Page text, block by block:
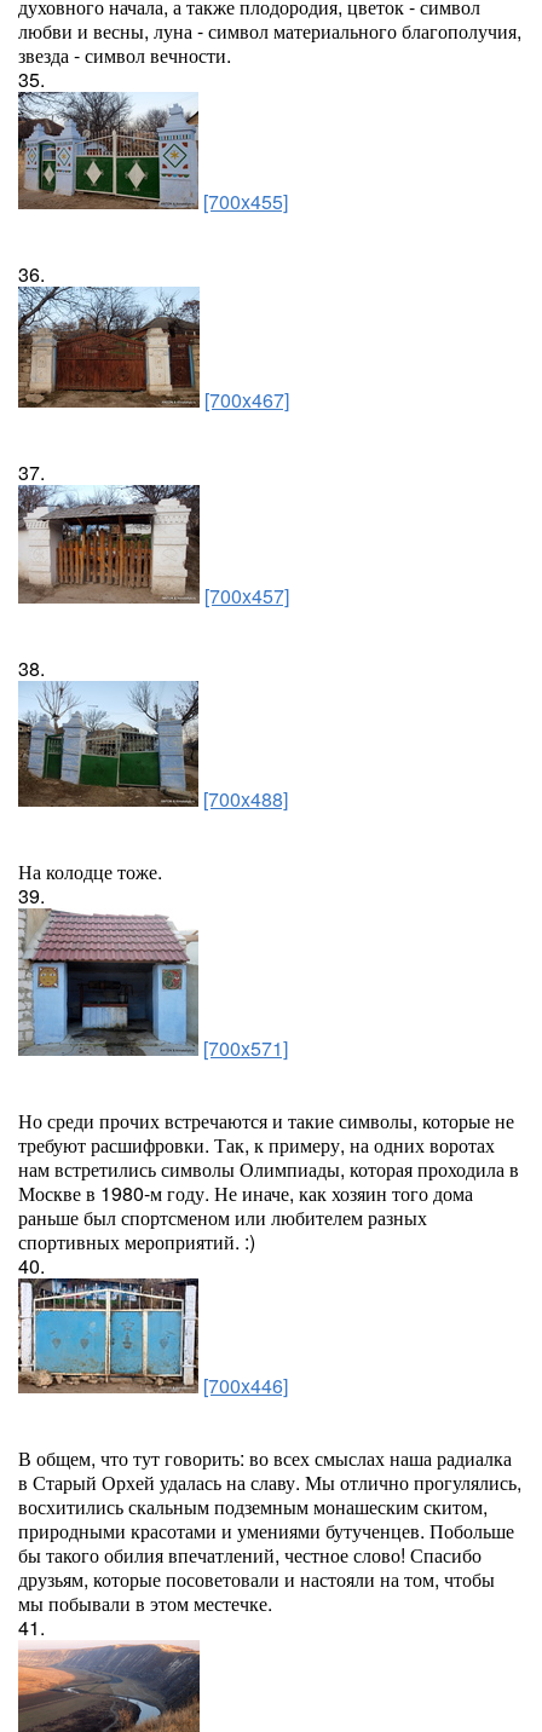
духовного начала, а также плодородия, цветок - символ
любви и весны, луна - символ материального благополучия,
звезда - символ вечности.
35.
[700x455]
36.
[700x467]
37.
[700x457]
38.
[700x488]
На колодце тоже.
39.
[700x571]
Но среди прочих встречаются и такие символы, которые не
требуют расшифровки. Так, к примеру, на одних воротах
нам встретились символы Олимпиады, которая проходила в
Москве в 1980-м году. Не иначе, как хозяин того дома
раньше был спортсменом или любителем разных
спортивных мероприятий. :)
40.
[700x446]
В общем, что тут говорить: во всех смыслах наша радиалка
в Старый Орхей удалась на славу. Мы отлично прогулялись,
восхитились скальным подземным монашеским скитом,
природными красотами и умениями бутученцев. Побольше
бы такого обилия впечатлений, честное слово! Спасибо
друзьям, которые посоветовали и настояли на том, чтобы
мы побывали в этом местечке.
41.